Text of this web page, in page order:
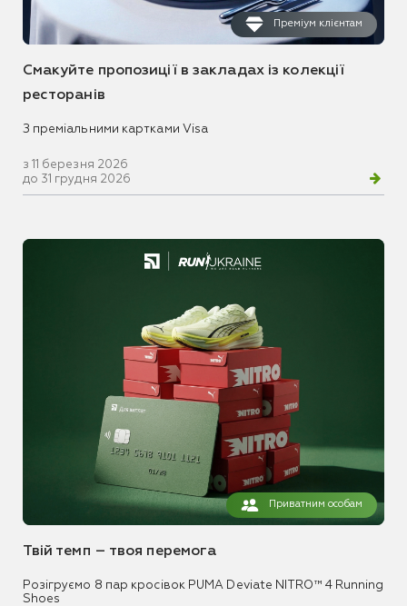
Преміум клієнтам
Смакуйте пропозиції в закладах із колекції
ресторанів
З преміальними картками Visa
з 11 березня 2026
до 31 грудня 2026
Приватним особам
Твій темп – твоя перемога
Розігруємо 8 пар кросівок PUMA Deviate NITRO™ 4 Running
Shoes